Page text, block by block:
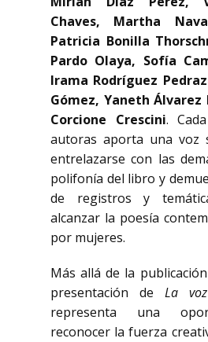
Chaves, Martha
Patricia Bonilla
Pardo Olaya, Sofía
Irama Rodríguez
Gómez, Yaneth
Corcione Crescini.
autoras aporta una voz
entrelazarse con las
polifonía del libro y
de registros y
alcanzar la poesía
por mujeres.
Más allá de la
presentación de La
representa una
reconocer la fuerza